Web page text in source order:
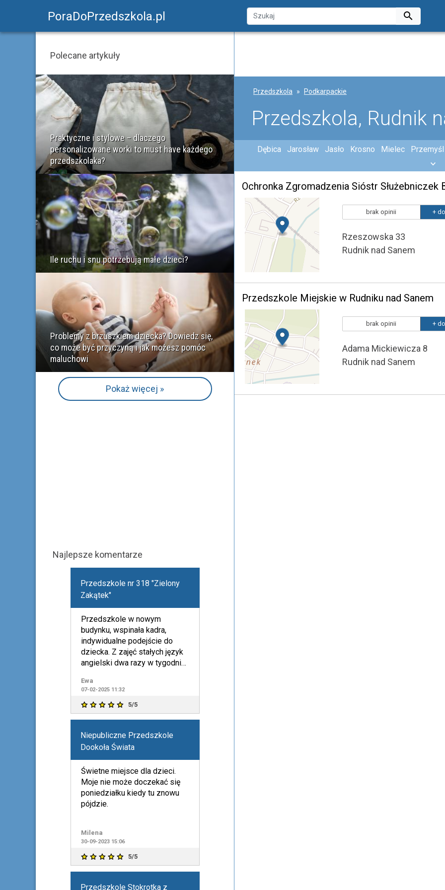
PoraDoPrzedszkola.pl 
Przedszkola Podkarpackie
Przedszkola, Rudnik
Dębica Jarosław Jasło Krosno Mielec Przemyśl
brak opinii +
Rzeszowska 33
Rudnik nad Sanem
Przedszkole Miejskie w Rudniku nad Sanem
brak opinii +
Adama Mickiewicza 8
Rudnik nad Sanem
Polecane artykuły
Praktyczne i stylowe – dlaczego
personalizowane worki to must have każdego
przedszkolaka?
Ile ruchu i snu potrzebują małe dzieci?
Problemy z brzuszkiem dziecka? Dowiedz się,
co może być przyczyną i jak możesz pomóc
maluchowi
Pokaż więcej »
Najlepsze komentarze
Przedszkole nr 318 "Zielony
Zakątek"
Przedszkole w nowym
budynku, wspinała kadra,
indywidualne podejście do
dziecka. Z zajęć stałych język
angielski dwa razy w tygodniu
Ewa
07-02-2025 11:32
5/5
Niepubliczne Przedszkole
Dookoła Świata
Świetne miejsce dla dzieci.
Moje nie może doczekać się
poniedziałku kiedy tu znowu
pójdzie.
Milena
30-09-2023 15:06
5/5
Przedszkole Stokrotka z